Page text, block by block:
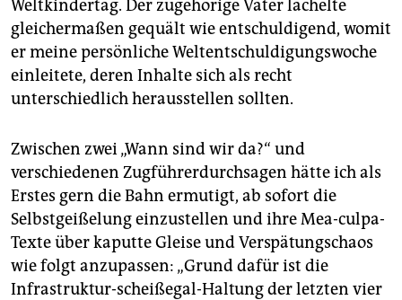
shop
fragen & hilfe
unterstützen
genossenschaft
epaper login
Weltkindertag. Der zugehörige Vater lächelte
gleichermaßen gequält wie entschuldigend, womit
er meine persönliche Weltentschuldigungswoche
einleitete, deren Inhalte sich als recht
unterschiedlich herausstellen ­sollten.
Zwischen zwei „Wann sind wir da?“ und
verschiedenen Zugführerdurchsagen hätte ich als
Erstes gern die Bahn ­ermutigt, ab sofort die
Selbstgeißelung einzustellen und ihre Mea-culpa-
Texte über kaputte Gleise und Verspätungschaos
wie folgt anzupassen: „Grund dafür ist die
Infrastruktur-scheißegal-­Haltung der letzten vier